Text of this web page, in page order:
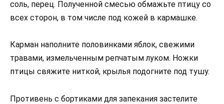
соль, перец. Полученной смесью обмажьте птицу со
всех сторон, в том числе под кожей в кармашке.
Карман наполните половинками яблок, свежими
травами, измельченным репчатым луком. Ножки
птицы свяжите ниткой, крылья подогните под тушу.
Противень с бортиками для запекания застелите